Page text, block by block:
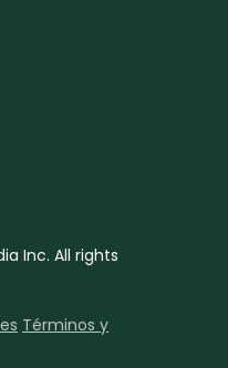
Inc. All rights
Términos y